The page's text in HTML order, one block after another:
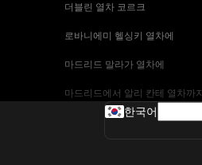
더블린 열차 코르크
로바니에미 헬싱키 열차에
마드리드 말라가 열차에
마드리드에서 알리 칸테 열차까지
바르셀로나-말라가 열차
한국어